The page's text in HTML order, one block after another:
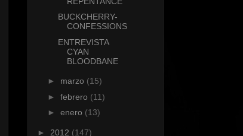
BUCKCHERRY-
CONFESSIONS
ENTREVISTA
CYAN
BLOODBANE
► marzo (15)
► febrero (11)
► enero (13)
► 2012 (147)